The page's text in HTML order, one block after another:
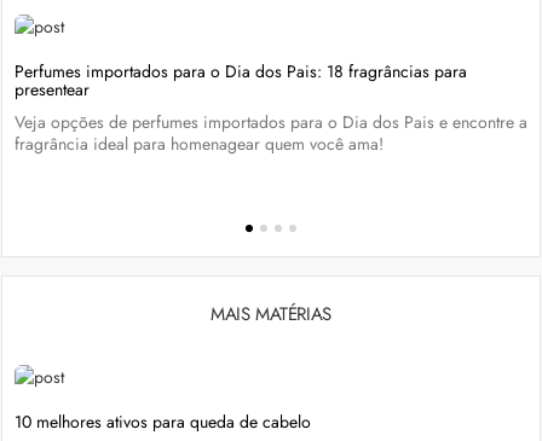
Perfumes importados para o Dia dos Pais: 18 fragrâncias para
presentear
Veja opções de perfumes importados para o Dia dos Pais e encontre a
fragrância ideal para homenagear quem você ama!
MAIS MATÉRIAS
10 melhores ativos para queda de cabelo